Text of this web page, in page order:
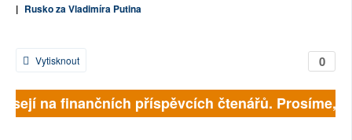
| Rusko za Vladimíra Putina
0
Vytisknout
na finančních příspěvcích čtenářů. Prosíme,